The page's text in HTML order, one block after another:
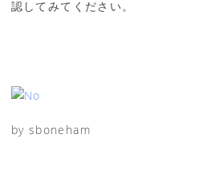
認してみてください。
by sboneham